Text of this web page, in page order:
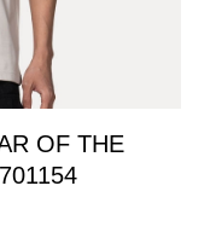
OF THE